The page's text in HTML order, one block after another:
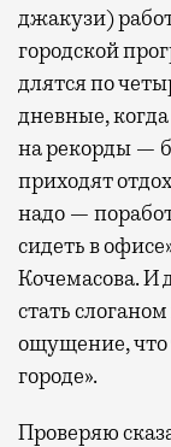
джакузи)
городской
длятся по
дневные,
на рекорды —
приходят
надо —
сидеть в
Кочемасова. И
стать
ощущение, что
городе».
Проверяю